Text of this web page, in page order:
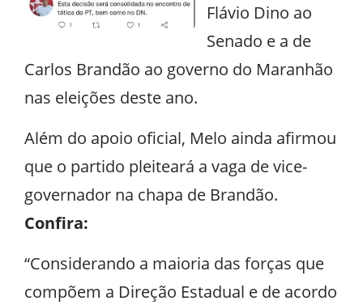
Flávio Dino ao
Senado e a de
Carlos Brandão ao governo do Maranhão
nas eleições deste ano.
Além do apoio oficial, Melo ainda afirmou
que o partido pleiteará a vaga de vice-
governador na chapa de Brandão.
Confira:
“Considerando a maioria das forças que
compõem a Direção Estadual e de acordo